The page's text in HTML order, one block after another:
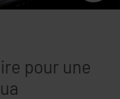
pour une